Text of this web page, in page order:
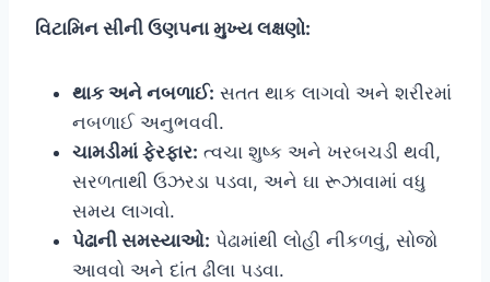
વિટામિન સીની ઉણપના મુખ્ય લક્ષણો:
થાક અને નબળાઈ: સતત થાક લાગવો અને શરીરમાં
નબળાઈ અનુભવવી.
ચામડીમાં ફેરફાર: ત્વચા શુષ્ક અને ખરબચડી થવી,
સરળતાથી ઉઝરડા પડવા, અને ઘા રૂઝાવામાં વધુ
સમય લાગવો.
પેઢાની સમસ્યાઓ: પેઢામાંથી લોહી નીકળવું, સોજો
આવવો અને દાંત ઢીલા પડવા.